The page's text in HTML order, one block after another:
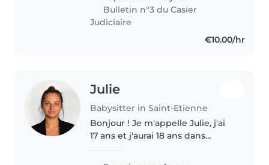
toujours aimé le contact avec les
enfants, je suis à l'aise avec..
Bulletin n°3 du Casier
Judiciaire
€10.00/hr
Julie
Babysitter in Saint-Etienne
Bonjour ! Je m'appelle Julie, j'ai
17 ans et j'aurai 18 ans dans